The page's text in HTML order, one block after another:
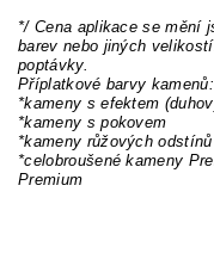
*/ Cena aplikace se mění
barev nebo jiných
poptávky.
Příplatkové barvy kamenů:
*kameny s efektem
*kameny s pokovem
*kameny růžových odstínů
*celobroušené kameny
Premium